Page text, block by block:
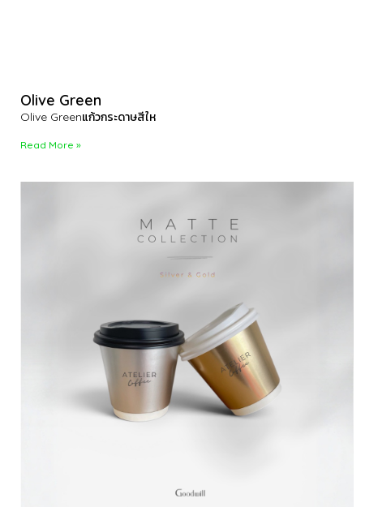
Olive Green
Olive Greenแก้วกระดาษสีให
Read More »